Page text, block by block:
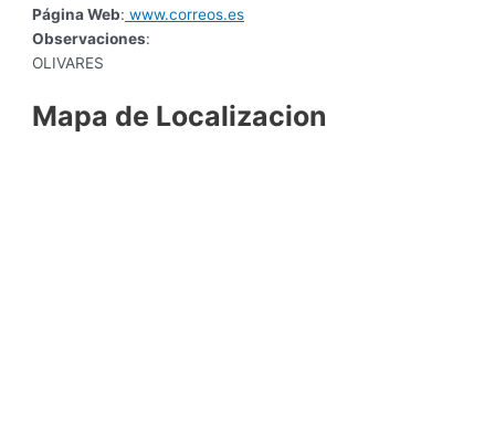
Página Web: www.correos.es
Observaciones:
OLIVARES
Mapa de Localizacion